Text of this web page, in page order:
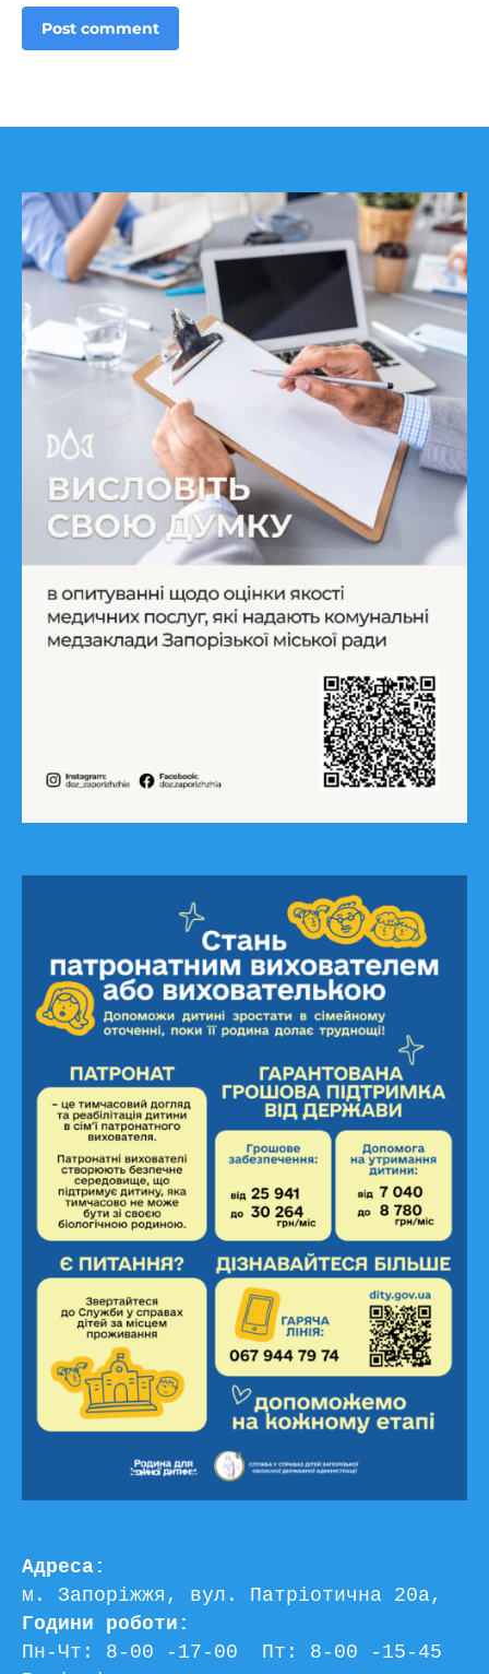
Post comment
Адреса:
м. Запоріжжя, вул. Патріотична 20а,
Години роботи:
Пн-Чт: 8-00 -17-00  Пт: 8-00 -15-45